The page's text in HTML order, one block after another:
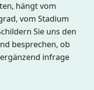
hängt vom
vom Stadium
Sie uns den
besprechen, ob
infrage